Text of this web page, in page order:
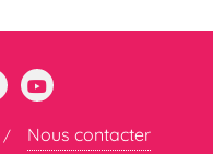
Nous contacter